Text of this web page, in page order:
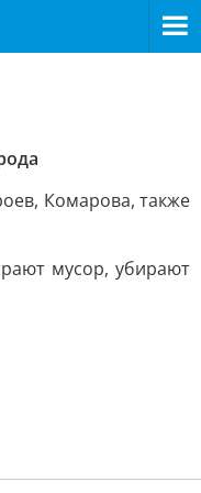
Комарова, также
мусор, убирают